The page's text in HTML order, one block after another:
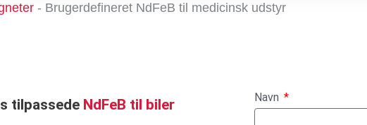
- Brugerdefineret NdFeB til medicinsk udstyr
tilpassede NdFeB til biler
Navn